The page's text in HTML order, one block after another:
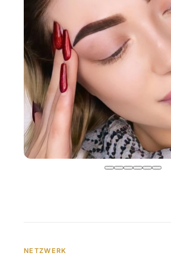
NETZWERK